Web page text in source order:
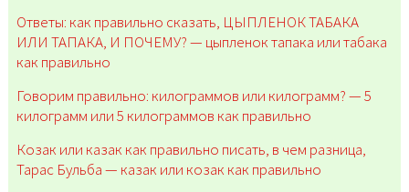
Ответы: как правильно сказать, ЦЫПЛЕНОК ТАБАКА
ИЛИ ТАПАКА, И ПОЧЕМУ? — цыпленок тапака или табака
как правильно
Говорим правильно: килограммов или килограмм? — 5
килограмм или 5 килограммов как правильно
Козак или казак как правильно писать, в чем разница,
Тарас Бульба — казак или козак как правильно